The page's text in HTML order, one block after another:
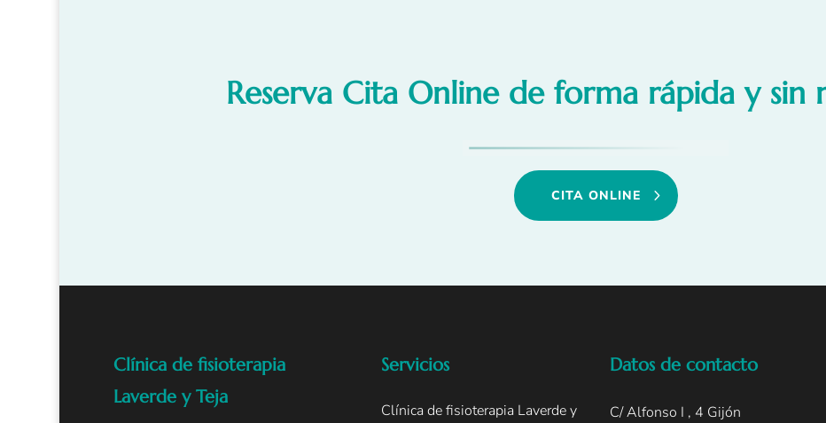
Reserva Cita Online de forma rápida y sin
CITA ONLINE
Clínica de fisioterapia
Laverde y Teja
Servicios
Clínica de fisioterapia Laverde y
Datos de contacto
C/ Alfonso I , 4 Gijón